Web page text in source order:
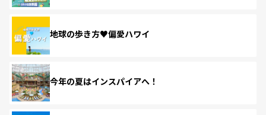
地球の歩き方♥偏愛ハワイ
今年の夏はインスパイアへ！